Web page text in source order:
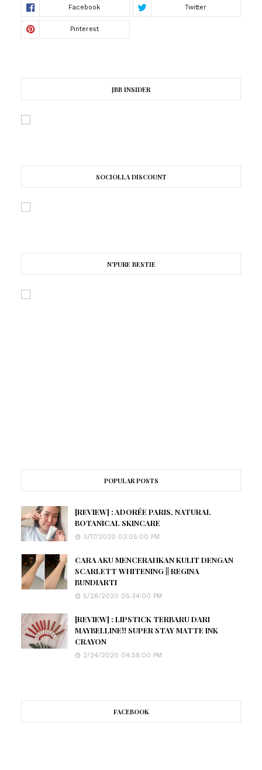
JBB INSIDER
SOCIOLLA DISCOUNT
N'PURE BESTIE
POPULAR POSTS
[REVIEW] : ADORÉE PARIS, NATURAL
BOTANICAL SKINCARE
3/17/2020 03:05:00 PM
CARA AKU MENCERAHKAN KULIT DENGAN
SCARLETT WHITENING || REGINA
BUNDIARTI
5/28/2020 05:34:00 PM
[REVIEW] : LIPSTICK TERBARU DARI
MAYBELLINE!! SUPER STAY MATTE INK
CRAYON
2/24/2020 04:58:00 PM
FACEBOOK